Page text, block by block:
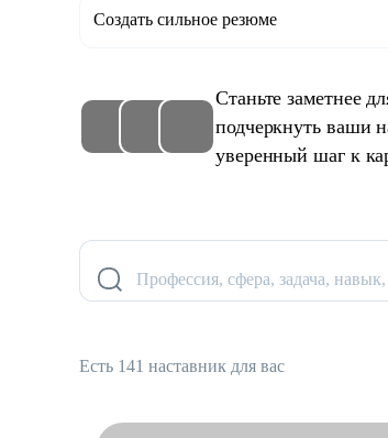
Создать сильное резюме
Станьте заметнее
подчеркнуть ваши
уверенный шаг к
Профессия, сфера, задача,
Есть 141 наставник для вас